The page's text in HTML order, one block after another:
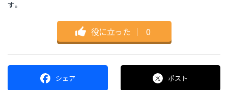
す。
役に立った ｜ 0
シェア ポスト